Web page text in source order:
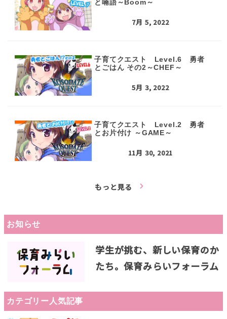
と喃語～Boom～
7月 5, 2022
子育てクエスト Level.6 勇者
とごはん その2～CHEF～
5月 3, 2022
子育てクエスト Level.2 勇者
とお片付け ～GAME～
11月 30, 2021
もっと見る
お知らせ
学生が挑む、新しい保育のか
たち。保育みらいフォーラム
カテゴリー人気記事